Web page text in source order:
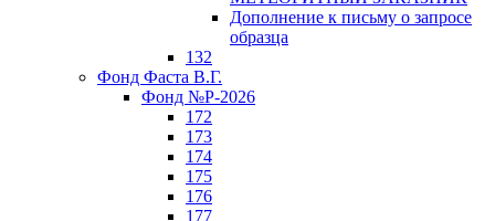
Дополнение к письму о запросе
образца
132
Фонд Фаста В.Г.
Фонд №Р-2026
172
173
174
175
176
177